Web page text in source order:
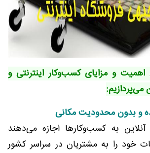
اهمیت و مزایای کسب‌وکار اینترنتی و
می‌پردازیم:
به کسب‌وکارها اجازه می‌دهند
خود را به مشتریان در سراسر کشور